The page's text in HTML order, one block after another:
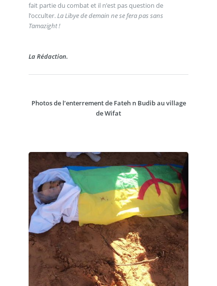
fait partie du combat et il n’est pas question de
l’occulter.La Libye de demain ne se fera pas sans
Tamazight !
La Rédaction.
Photos de l’enterrement de Fateh n Budib au village
de Wifat